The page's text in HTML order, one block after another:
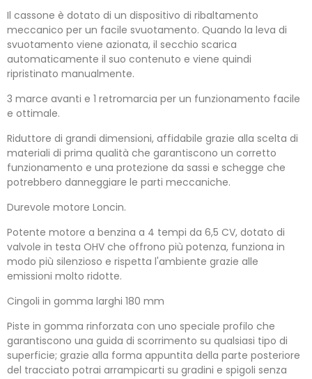
Il cassone è dotato di un dispositivo di ribaltamento
meccanico per un facile svuotamento. Quando la leva di
svuotamento viene azionata, il secchio scarica
automaticamente il suo contenuto e viene quindi
ripristinato manualmente.
3 marce avanti e 1 retromarcia per un funzionamento facile
e ottimale.
Riduttore di grandi dimensioni, affidabile grazie alla scelta di
materiali di prima qualità che garantiscono un corretto
funzionamento e una protezione da sassi e schegge che
potrebbero danneggiare le parti meccaniche.
Durevole motore Loncin.
Potente motore a benzina a 4 tempi da 6,5 ​​CV, dotato di
valvole in testa OHV che offrono più potenza, funziona in
modo più silenzioso e rispetta l'ambiente grazie alle
emissioni molto ridotte.
Cingoli in gomma larghi 180 mm
Piste in gomma rinforzata con uno speciale profilo che
garantiscono una guida di scorrimento su qualsiasi tipo di
superficie; grazie alla forma appuntita della parte posteriore
del tracciato potrai arrampicarti su gradini e spigoli senza